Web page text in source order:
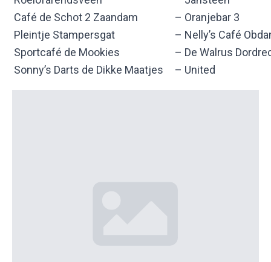
Café de Schot 2 Zaandam
– Oranjebar 3
Pleintje Stampersgat
– Nelly’s Café
Sportcafé de Mookies
– De Walrus
Sonny’s Darts de Dikke Maatjes
– United